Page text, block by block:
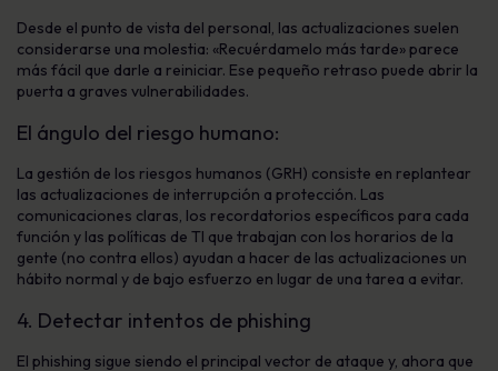
Desde el punto de vista del personal, las actualizaciones suelen
considerarse una molestia: «Recuérdamelo más tarde» parece
más fácil que darle a reiniciar. Ese pequeño retraso puede abrir la
puerta a graves vulnerabilidades.
El ángulo del riesgo humano:
La gestión de los riesgos humanos (GRH) consiste en replantear
las actualizaciones de interrupción a protección. Las
comunicaciones claras, los recordatorios específicos para cada
función y las políticas de TI que trabajan con los horarios de la
gente (no contra ellos) ayudan a hacer de las actualizaciones un
hábito normal y de bajo esfuerzo en lugar de una tarea a evitar.
4. Detectar intentos de phishing
El phishing sigue siendo el principal vector de ataque y, ahora que